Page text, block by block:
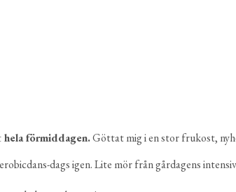
förmiddagen.Göttat mig i en stor frukost,
dags igen. Lite mör från gårdagens